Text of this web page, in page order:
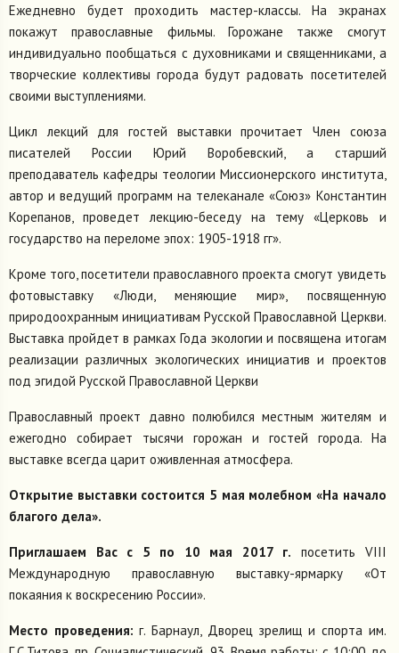
Ежедневно будет проходить мастер-классы. На экранах
покажут православные фильмы. Горожане также смогут
индивидуально пообщаться с духовниками и священниками, а
творческие коллективы города будут радовать посетителей
своими выступлениями.
Цикл лекций для гостей выставки прочитает Член союза
писателей России Юрий Воробевский, а старший
преподаватель кафедры теологии Миссионерского института,
автор и ведущий программ на телеканале «Союз» Константин
Корепанов, проведет лекцию-беседу на тему «Церковь и
государство на переломе эпох: 1905-1918 гг».
Кроме того, посетители православного проекта смогут увидеть
фотовыставку «Люди, меняющие мир», посвященную
природоохранным инициативам Русской Православной Церкви.
Выставка пройдет в рамках Года экологии и посвящена итогам
реализации различных экологических инициатив и проектов
под эгидой Русской Православной Церкви
Православный проект давно полюбился местным жителям и
ежегодно собирает тысячи горожан и гостей города. На
выставке всегда царит оживленная атмосфера.
Открытие выставки состоится 5 мая молебном «На начало
благого дела».
Приглашаем Вас с 5 по 10 мая 2017 г. посетить VIII
Международную православную выставку-ярмарку «От
покаяния к воскресению России».
Место проведения:г. Барнаул, Дворец зрелищ и спорта им.